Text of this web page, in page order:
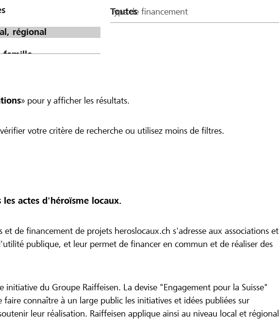
Type de financement
» pour y afficher les résultats.
votre critère de recherche ou utilisez moins de filtres.
les actes d'héroïsme locaux.
et de financement de projets heroslocaux.ch s'adresse aux associations et
publique, et leur permet de financer en commun et de réaliser des
initiative du Groupe Raiffeisen. La devise "Engagement pour la Suisse"
faire connaître à un large public les initiatives et idées publiées sur
leur réalisation. Raiffeisen applique ainsi au niveau local et régional